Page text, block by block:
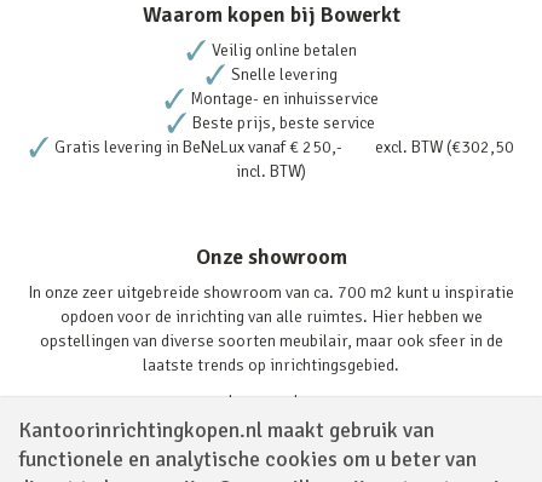
Kantoorinrichtingkopen.nl maakt gebruik van
functionele en analytische cookies om u beter van
Waarom kopen bij Bowerkt
Veilig online betalen
Snelle levering
Montage- en inhuisservice
Beste prijs, beste service
Gratis levering in BeNeLux vanaf € 250,- excl. BTW (€302,50
incl. BTW)
Onze showroom
In onze zeer uitgebreide showroom van ca. 700 m2 kunt u inspiratie
opdoen voor de inrichting van alle ruimtes. Hier hebben we
opstellingen van diverse soorten meubilair, maar ook sfeer in de
laatste trends op inrichtingsgebied.
Lees verder